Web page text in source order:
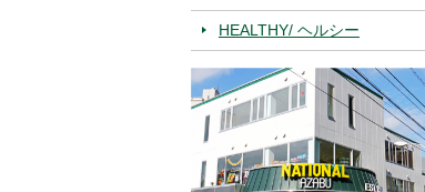
HEALTHY/ ヘルシー